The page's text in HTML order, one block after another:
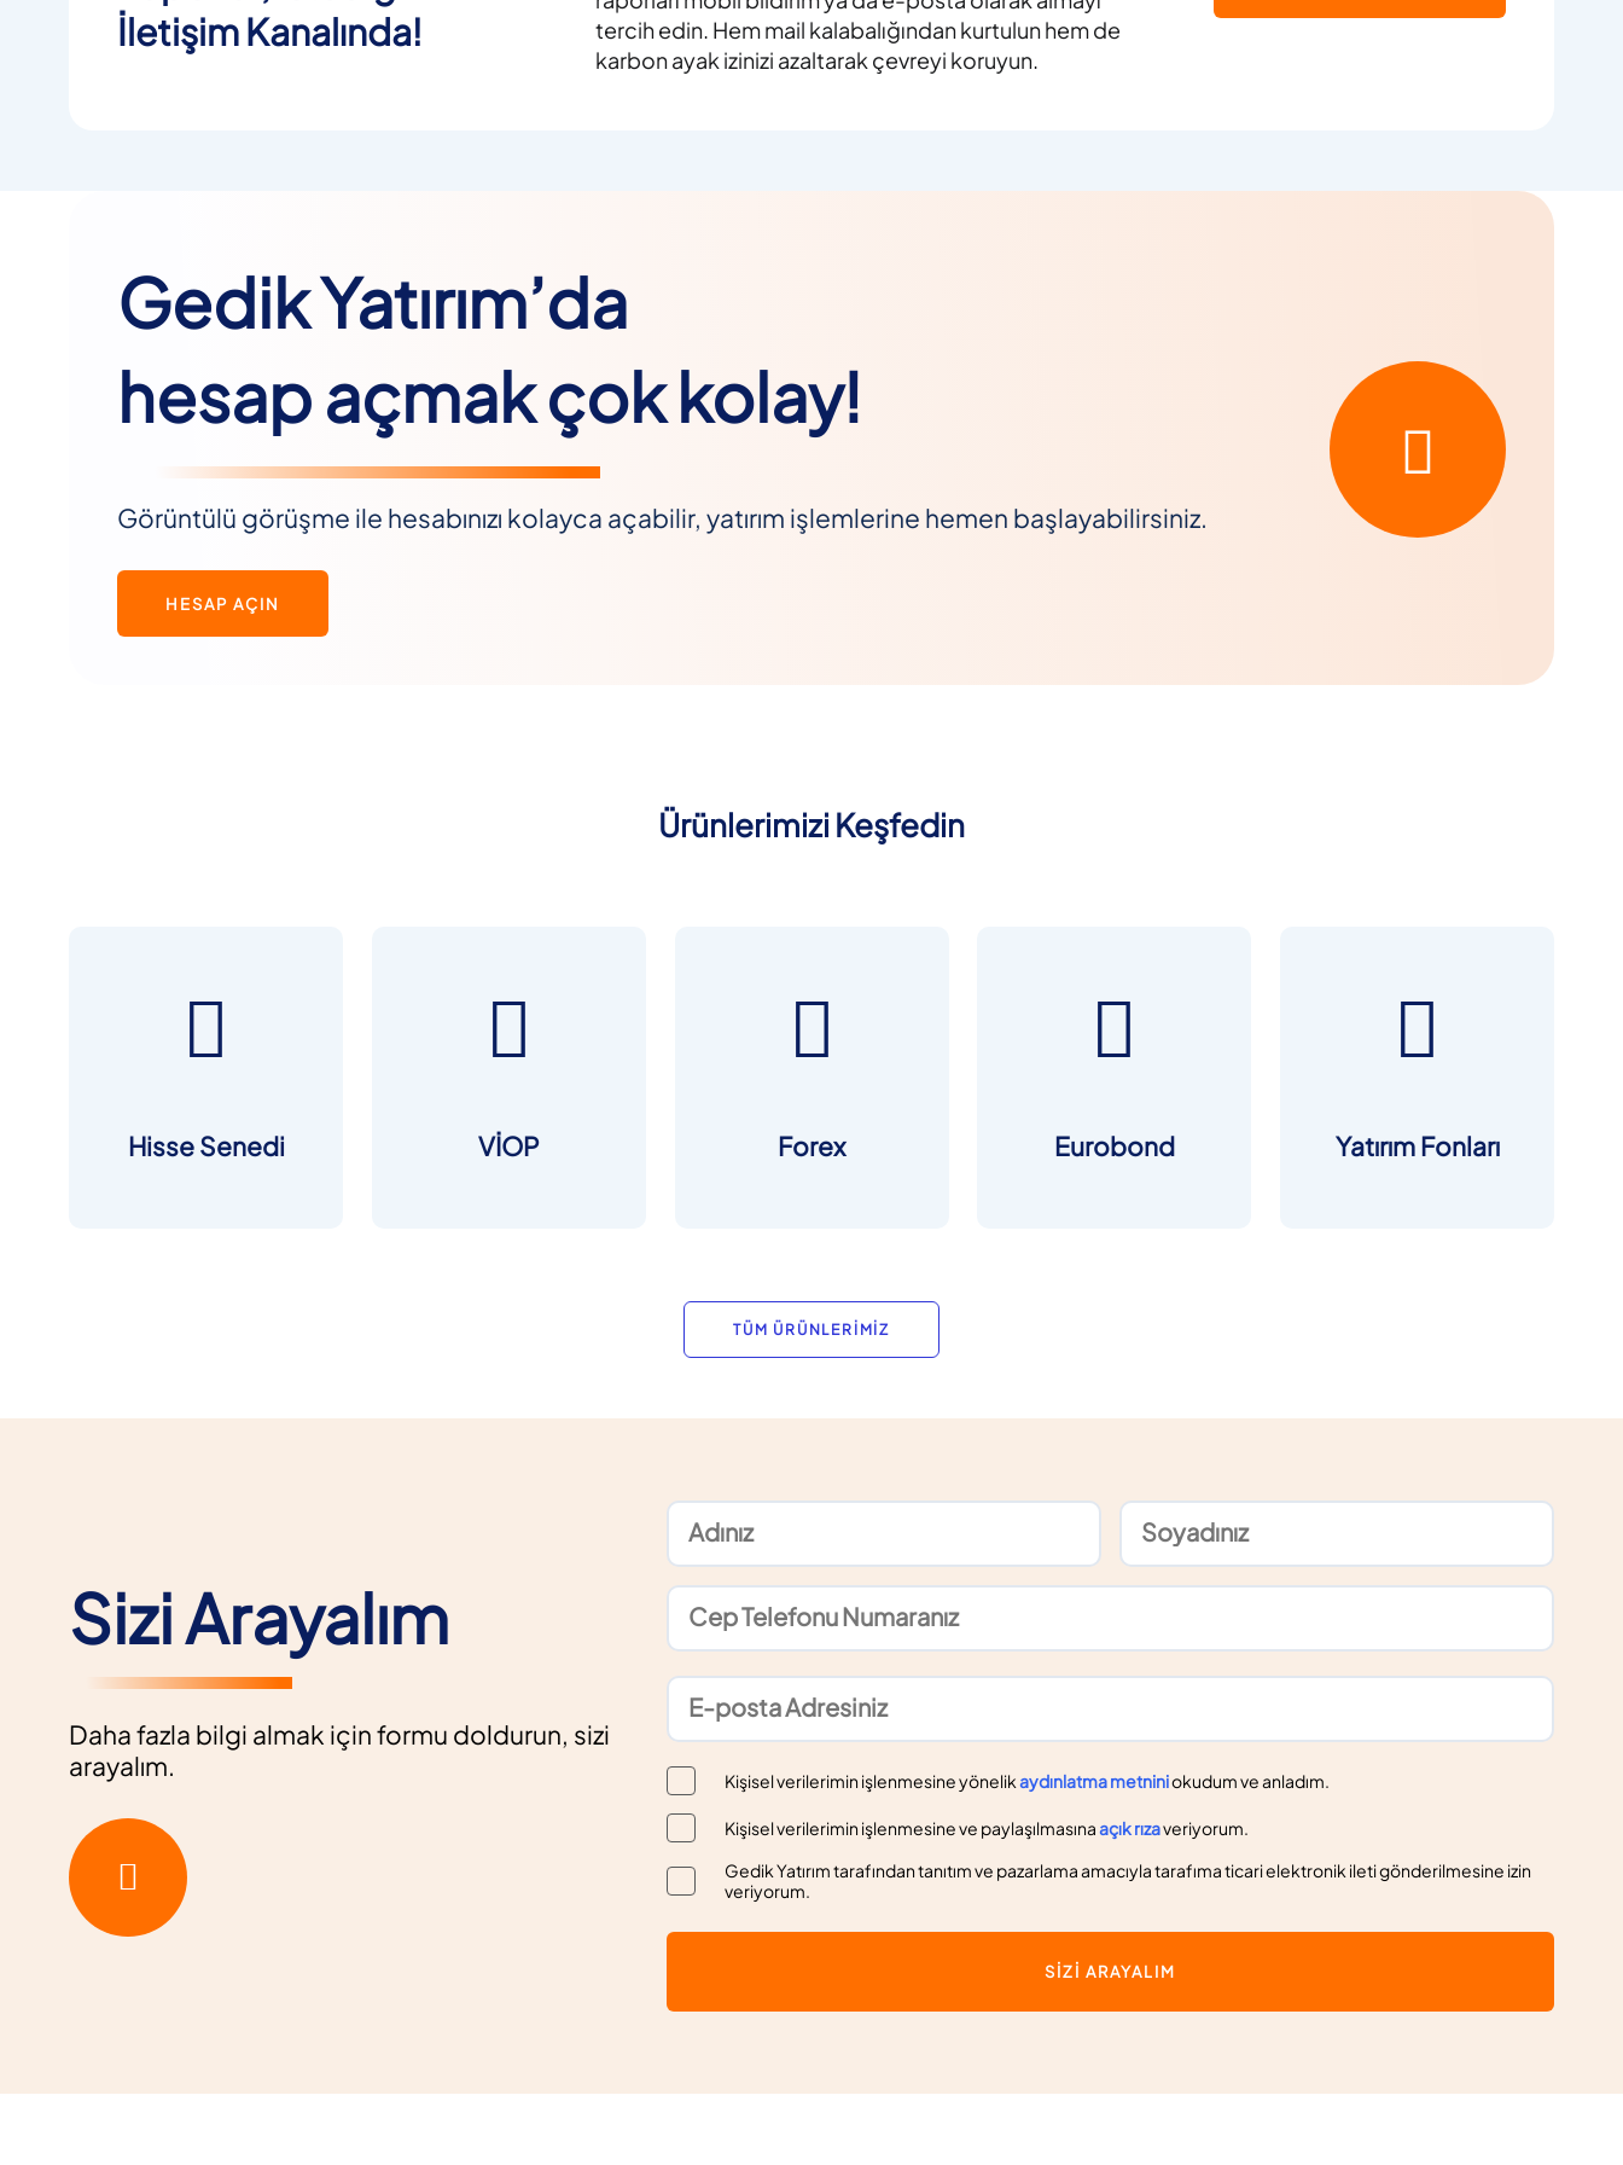
İletişim Kanalında!
tercih edin. Hem mail kalabalığından kurtulun hem de
karbon ayak izinizi azaltarak çevreyi koruyun.
Gedik Yatırım’da
hesap açmak çok kolay!
Görüntülü görüşme ile hesabınızı kolayca açabilir, yatırım işlemlerine hemen başlayabilirsiniz.
HESAP AÇIN
Ürünlerimizi Keşfedin
Hisse Senedi VİOP Forex Eurobond Yatırım Fonları
TÜM ÜRÜNLERİMİZ
Sizi Arayalım
Daha fazla bilgi almak için formu doldurun, sizi
arayalım.
Kişisel verilerimin işlenmesine yönelikaydınlatma metniniokudum ve anladım.
Kişisel verilerimin işlenmesine ve paylaşılmasınaaçık rızaveriyorum.
Gedik Yatırım tarafından tanıtım ve pazarlama amacıyla tarafıma ticari elektronik ileti gönderilmesine izin
veriyorum.
SİZİ ARAYALIM